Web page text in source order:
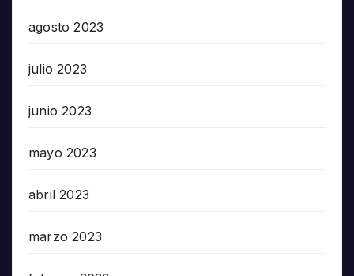
agosto 2023
julio 2023
junio 2023
mayo 2023
abril 2023
marzo 2023